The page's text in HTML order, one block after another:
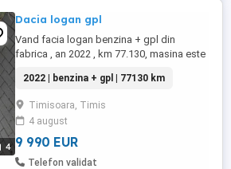
4
Dacia logan gpl
Vand facia logan benzina + gpl din
fabrica , an 2022 , km 77.130, masina este
carlig remorcare, fara accidente,
cauciucuri vara noi ,pret 9.990 euro ,
negociabil.
2022 | benzina + gpl | 77130 km
Timisoara, Timis
4 august
9 990 EUR
Telefon validat